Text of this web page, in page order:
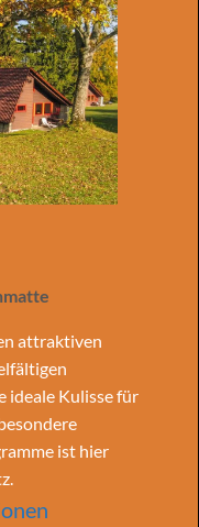
attraktiven
ideale Kulisse für
ist hier